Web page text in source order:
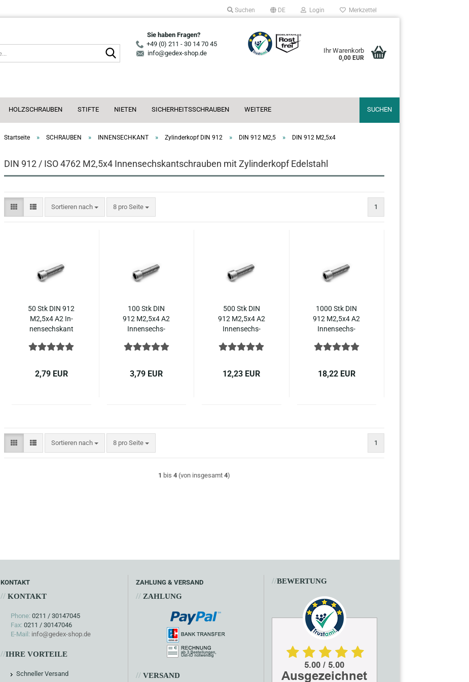
Suchen DE Login Merkzettel
Suche...
Sie haben Fragen?
+49 (0) 211 - 30 14 70 45
info@gedex-shop.de
Ihr Warenkorb
0,00 EUR
HOLZSCHRAUBEN STIFTE NIETEN SICHERHEITSSCHRAUBEN SUCHEN
WEITERE
Startseite » SCHRAUBEN » INNENSECHKANT » Zylinderkopf DIN 912 » DIN 912 M2,5 » DIN 912 M2,5x4
DIN 912 / ISO 4762 M2,5x4 Innensechskantschrauben mit Zylinderkopf Edelstahl
Sortieren nach
Sortieren nach 8 pro Seite
pro Seite 1
50 Stk DIN 912
M2,5x4 A2 In­
nen­sechs­kant
Edel­stahl ISO
2,79 EUR
100 Stk DIN
912 M2,5x4 A2
In­nen­sechs­
kopf Edel­stahl
3,79 EUR
500 Stk DIN
912 M2,5x4 A2
In­nen­sechs­
kopf Edel­stahl
12,23 EUR
1000 Stk DIN
912 M2,5x4 A2
In­nen­sechs­
kopf Edel­stahl
18,22 EUR
Sortieren nach
Sortieren nach 8 pro Seite
pro Seite 1
1 bis 4 (von insgesamt 4)
KONTAKT
//KONTAKT
Phone: 0211 / 30147045
Fax: 0211 / 30147046
E-Mail: info@gedex-shop.de
//IHRE VORTEILE
Schneller Versand
ZAHLUNG & VERSAND
// ZAHLUNG
// VERSAND
//BEWERTUNG